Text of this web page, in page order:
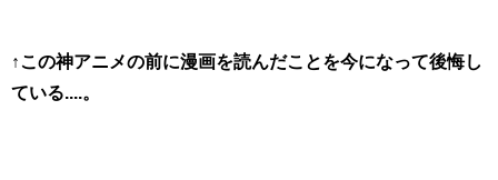
↑この神アニメの前に漫画を読んだことを今になって後悔し
ている....。